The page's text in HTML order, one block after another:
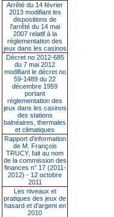
Arrêté du 14 février
2013 modifiant les
dispositions de
l'arrêté du 14 mai
2007 relatif à la
réglementation des
jeux dans les casinos
Décret no 2012-685
du 7 mai 2012
modifiant le décret no
59-1489 du 22
décembre 1959
portant
réglementation des
jeux dans les casinos
des stations
balnéaires, thermales
et climatiques
Rapport d'information
de M. François
TRUCY, fait au nom
de la commission des
finances n° 17 (2011-
2012) - 12 octobre
2011
Les niveaux et
pratiques des jeux de
hasard et d’argent en
2010